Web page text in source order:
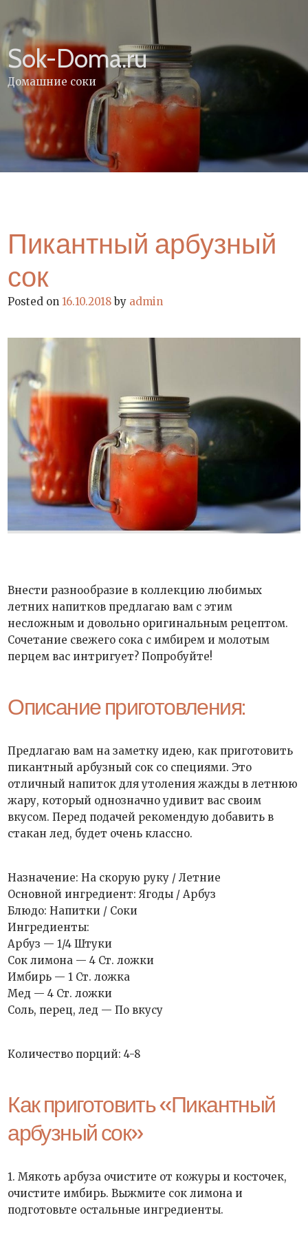
to
content
Sok-Doma.ru
Домашние соки
Пикантный арбузный
сок
Posted on 16.10.2018by admin
Внести разнообразие в коллекцию любимых
летних напитков предлагаю вам с этим
несложным и довольно оригинальным рецептом.
Сочетание свежего сока с имбирем и молотым
перцем вас интригует? Попробуйте!
Описание приготовления:
Предлагаю вам на заметку идею, как приготовить
пикантный арбузный сок со специями. Это
отличный напиток для утоления жажды в летнюю
жару, который однозначно удивит вас своим
вкусом. Перед подачей рекомендую добавить в
стакан лед, будет очень классно.
Назначение: На скорую руку / Летние
Основной ингредиент: Ягоды / Арбуз
Блюдо: Напитки / Соки
Ингредиенты:
Арбуз — 1/4 Штуки
Сок лимона — 4 Ст. ложки
Имбирь — 1 Ст. ложка
Мед — 4 Ст. ложки
Соль, перец, лед — По вкусу
Количество порций: 4-8
Как приготовить «Пикантный
арбузный сок»
1. Мякоть арбуза очистите от кожуры и косточек,
очистите имбирь. Выжмите сок лимона и
подготовьте остальные ингредиенты.